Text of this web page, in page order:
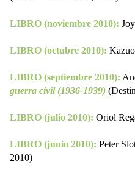
LIBRO (noviembre 2010):
LIBRO (octubre 2010):
LIBRO (septiembre 2010):
guerra civil (1936-1939)
LIBRO (julio 2010): Oriol
LIBRO (junio 2010): Peter
2010)